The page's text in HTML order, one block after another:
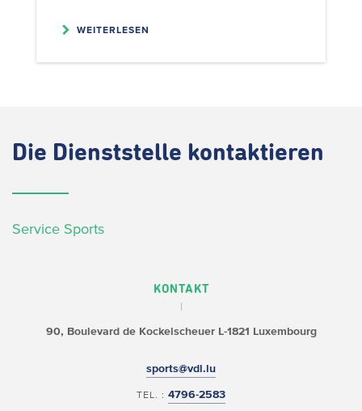
WEITERLESEN
Die Dienststelle kontaktieren
Service Sports
KONTAKT
90, Boulevard de Kockelscheuer L-1821 Luxembourg
sports@vdl.lu
TEL. : 4796-2583